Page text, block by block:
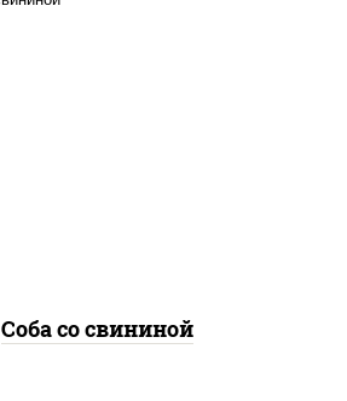
Соба со свининой